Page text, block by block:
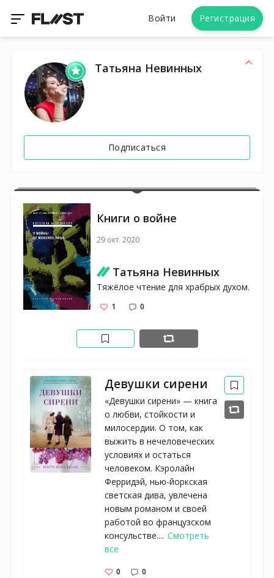
Войти Регистрация
Татьяна Невинных
Подписаться
Книги о войне
29 окт. 2020
Татьяна Невинных
Тяжёлое чтение для храбрых духом.
1 0
Девушки сирени
«Девушки сирени» — книга
о любви, стойкости и
милосердии. О том, как
выжить в нечеловеческих
условиях и остаться
человеком. Кэролайн
Ферридэй, нью-йоркская
светская дива, увлечена
новым романом и своей
работой во французском
консульстве.... Смотреть
все
0 0